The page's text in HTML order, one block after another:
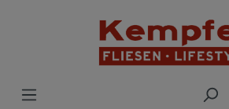
Zum Hauptinhalt springen